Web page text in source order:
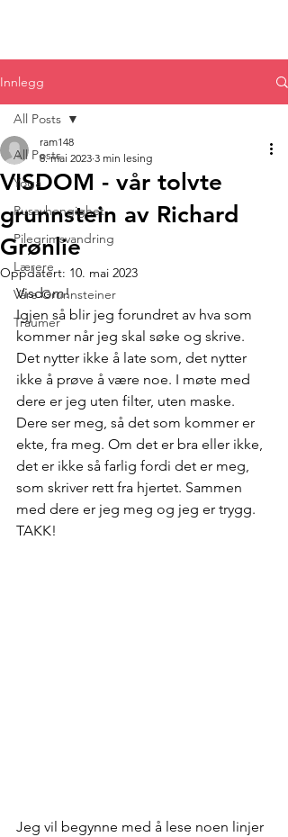
Innlegg
All Posts
Yoga
Rusavhengighet
Pilegrimsvandring
Lærere
Våre Grunnsteiner
Traumer
All Posts
VISDOM - vår tolvte
grunnstein av Richard
Grønlie
ram148
8. mai 2023 3 min lesing
Oppdatert: 10. mai 2023
Visdom!
Igjen så blir jeg forundret av hva som
kommer når jeg skal søke og skrive.
Det nytter ikke å late som, det nytter
ikke å prøve å være noe. I møte med
dere er jeg uten filter, uten maske.
Dere ser meg, så det som kommer er
ekte, fra meg. Om det er bra eller ikke,
det er ikke så farlig fordi det er meg,
som skriver rett fra hjertet. Sammen
med dere er jeg meg og jeg er trygg.
TAKK!
Jeg vil begynne med å lese noen linjer